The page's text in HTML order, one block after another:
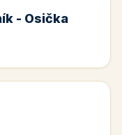
- Osička